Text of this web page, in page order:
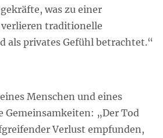
was zu einer
verlieren traditionelle
als privates Gefühl betrachtet.“
Menschen und eines
Gemeinsamkeiten: „Der Tod
Verlust empfunden,